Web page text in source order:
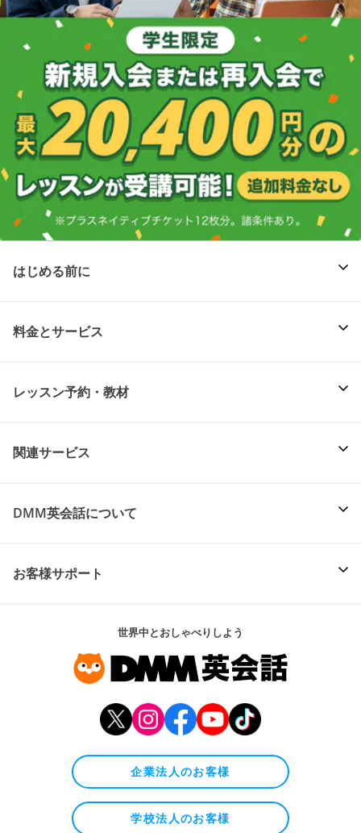
はじめる前に
料金とサービス
レッスン予約・教材
関連サービス
DMM英会話について
お客様サポート
世界中とおしゃべりしよう
企業法人のお客様
学校法人のお客様